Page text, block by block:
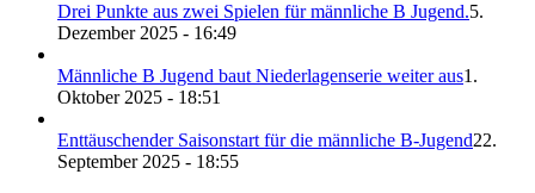
Drei Punkte aus zwei Spielen für männliche B Jugend.5.
Dezember 2025 - 16:49
Männliche B Jugend baut Niederlagenserie weiter aus1.
Oktober 2025 - 18:51
Enttäuschender Saisonstart für die männliche B-Jugend22.
September 2025 - 18:55